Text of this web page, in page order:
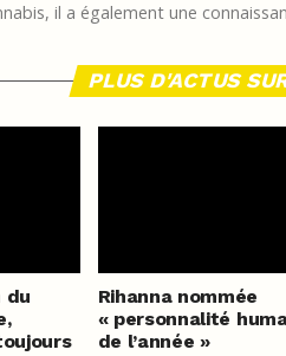
il a également une
PLUS D'ACTUS
du
Rihanna nommée
« personnalité
de l’année »